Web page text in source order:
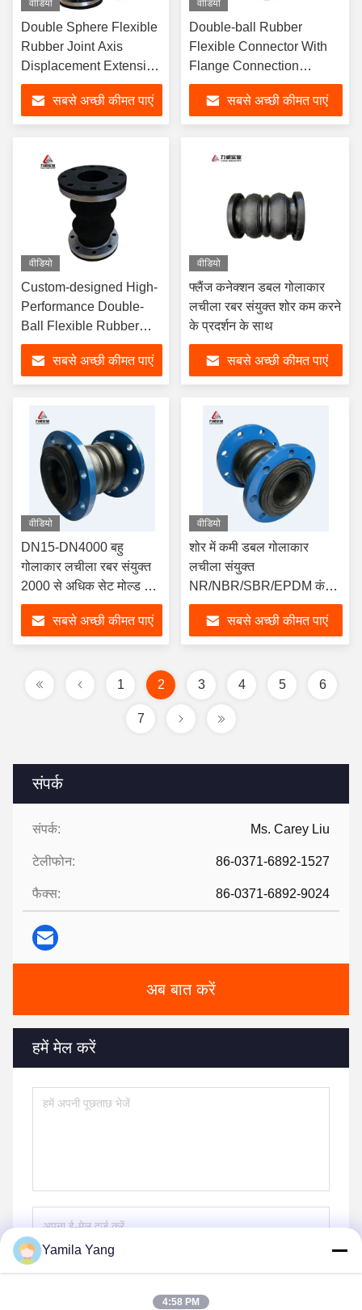
संपर्क
संपर्क: Ms. Carey Liu
टेलीफोन: 86-0371-6892-1527
फैक्स: 86-0371-6892-9024
अब बात करें
हमें मेल करें
भेजना
वीडियो
Double Sphere Flexible
Rubber Joint Axis
Displacement Extension
Customization Upon
Requestसबसे अच्छी कीमत पाएं
वीडियो
Double-ball Rubber
Flexible Connector With
Flange Connection
Utilizes EPDM Rubber
सबसे अच्छी कीमत पाएं
वीडियो
Custom-designed High-
Performance Double-
Ball Flexible Rubber
Joint with Flange
Connection EPDM
सबसे अच्छी कीमत पाएं
वीडियो
फ्लैंज कनेक्शन डबल गोलाकार
लचीला रबर संयुक्त शोर कम करने
के प्रदर्शन के साथ
सबसे अच्छी कीमत पाएं
वीडियो
DN15-DN4000 बहु
गोलाकार लचीला रबर संयुक्त
2000 से अधिक सेट मोल्ड के
साथ
सबसे अच्छी कीमत पाएं
वीडियो
शोर में कमी डबल गोलाकार
लचीला संयुक्त
NR/NBR/SBR/EPDM कंपन
अवशोषण
सबसे अच्छी कीमत पाएं
1 2 3 4 5 6
7
Yamila Yang
4:58 PM